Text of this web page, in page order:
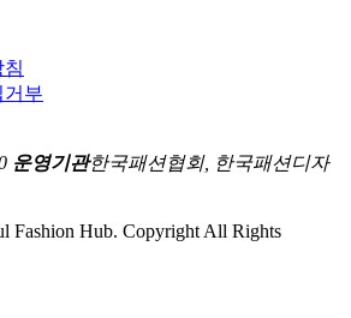
거부
운영기관한국패션협회, 한국패션디자
Fashion Hub. Copyright All Rights